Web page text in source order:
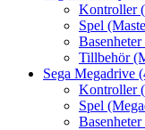
Kontroller
Spel
Tillbehör
Sega Megadrive
Kontroller
Spel